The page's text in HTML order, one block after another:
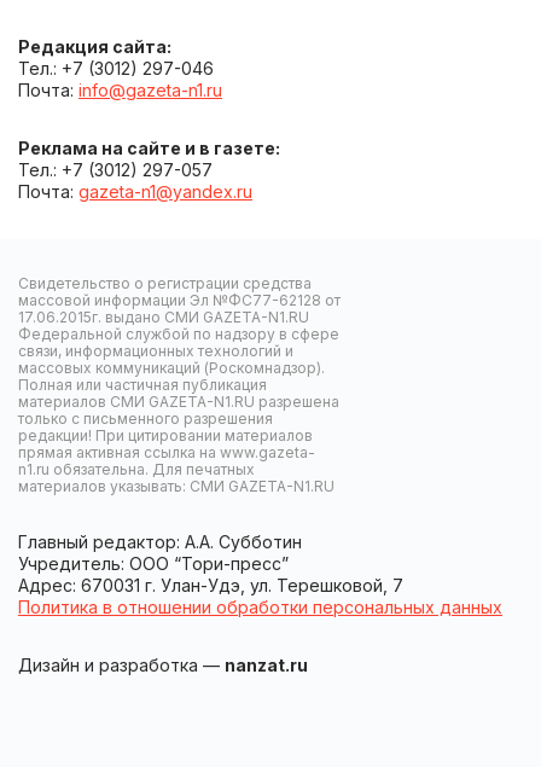
Редакция сайта:
Тел.: +7 (3012) 297-046
Почта: info@gazeta-n1.ru
Реклама на сайте и в газете:
Тел.: +7 (3012) 297-057
Почта: gazeta-n1@yandex.ru
Свидетельство о регистрации средства
массовой информации Эл №ФС77-62128 от
17.06.2015г. выдано СМИ GAZETA-N1.RU
Федеральной службой по надзору в сфере
связи, информационных технологий и
массовых коммуникаций (Роскомнадзор).
Полная или частичная публикация
материалов СМИ GAZETA-N1.RU разрешена
только с письменного разрешения
редакции! При цитировании материалов
прямая активная ссылка на www.gazeta-
n1.ru обязательна. Для печатных
материалов указывать: СМИ GAZETA-N1.RU
Главный редактор: А.А. Субботин
Учредитель: ООО “Тори-пресс”
Адрес: 670031 г. Улан-Удэ, ул. Терешковой, 7
Политика в отношении обработки персональных данных
Дизайн и разработка — nanzat.ru